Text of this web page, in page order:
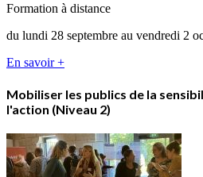
Formation à distance
du lundi 28 septembre au vendredi 2
En savoir +
Mobiliser les publics de la
l'action (Niveau 2)